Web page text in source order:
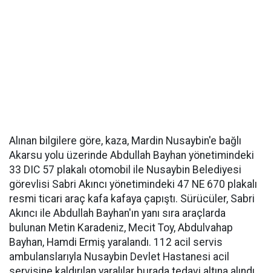
Alınan bilgilere göre, kaza, Mardin Nusaybin'e bağlı
Akarsu yolu üzerinde Abdullah Bayhan yönetimindeki
33 DIC 57 plakalı otomobil ile Nusaybin Belediyesi
görevlisi Sabri Akıncı yönetimindeki 47 NE 670 plakalı
resmi ticari araç kafa kafaya çapıştı. Sürücüler, Sabri
Akıncı ile Abdullah Bayhan'ın yanı sıra araçlarda
bulunan Metin Karadeniz, Mecit Toy, Abdulvahap
Bayhan, Hamdi Ermiş yaralandı. 112 acil servis
ambulanslarıyla Nusaybin Devlet Hastanesi acil